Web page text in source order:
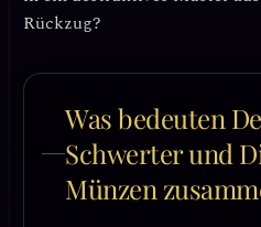
Rückzug?
Was bedeuten
Schwerter und
Münzen